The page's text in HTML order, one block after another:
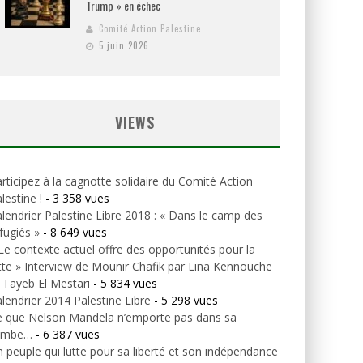
Trump » en échec
Comité Action Palestine
5 juin 2026
VIEWS
à la cagnotte solidaire du Comité Action
! - 3 358 vues
Palestine Libre 2018 : « Dans le camp des
» - 8 649 vues
contexte actuel offre des opportunités pour la
» Interview de Mounir Chafik par Lina Kennouche
El Mestari - 5 834 vues
2014 Palestine Libre - 5 298 vues
que Nelson Mandela n’emporte pas dans sa
- 6 387 vues
peuple qui lutte pour sa liberté et son indépendance